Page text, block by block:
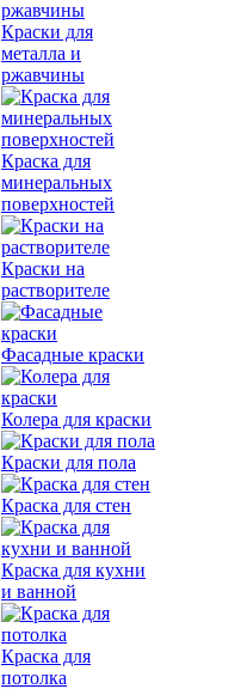
Краски для
металла и
ржавчины
Краска для
минеральных
поверхностей
Краски на
растворителе
Фасадные краски
Колера для краски
Краски для пола
Краска для стен
Краска для кухни
и ванной
Краска для
потолка